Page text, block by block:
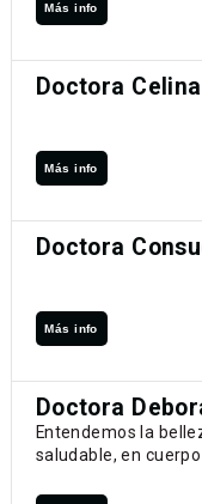
Más info
Doctora
Más info
Doctora
Más info
Doctora
Entendemos la
saludable, en